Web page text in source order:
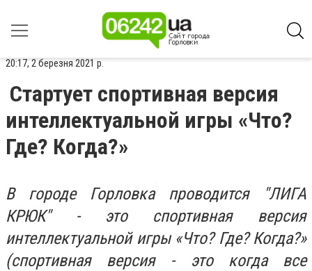
20:17, 2 березня 2021 р.
Стартует спортивная версия
интеллектуальной игры «Что?
Где? Когда?»
В городе Горловка проводится "ЛИГА
КРЮК" - это спортивная версия
интеллектуальной игры «Что? Где? Когда?»
(спортивная версия - это когда все